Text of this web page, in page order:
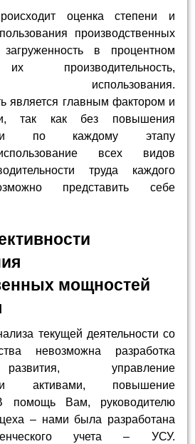
оценка степени и
производственных
в процентном
производительность,
использования.
является главным фактором и
так как без повышения
по каждому этапу
всех видов
труда каждого
представить себе
мощностей
текущей деятельности со
невозможна разработка
управление
активами, повышение
помощь Вам, руководителю
– нами была разработана
учета – УСУ.